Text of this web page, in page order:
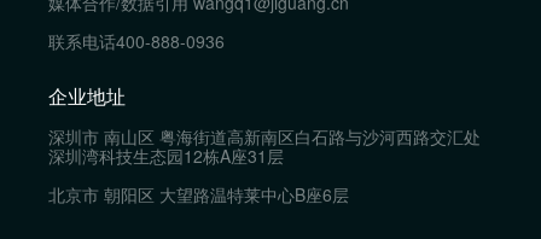
联系电话400-888-0936
企业地址
深圳市 南山区 粤海街道高新南区白石路与沙河西路交汇处
深圳湾科技生态园12栋A座31层
北京市 朝阳区 大望路温特莱中心B座6层